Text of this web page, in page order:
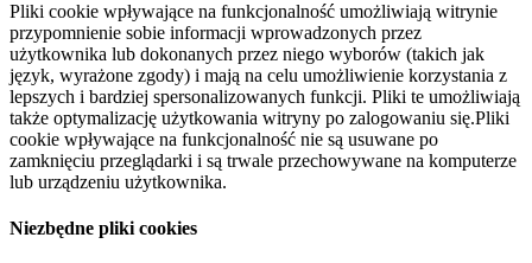
Pliki cookie wpływające na funkcjonalność umożliwiają witrynie
przypomnienie sobie informacji wprowadzonych przez
użytkownika lub dokonanych przez niego wyborów (takich jak
język, wyrażone zgody) i mają na celu umożliwienie korzystania z
lepszych i bardziej spersonalizowanych funkcji. Pliki te umożliwiają
także optymalizację użytkowania witryny po zalogowaniu się.Pliki
cookie wpływające na funkcjonalność nie są usuwane po
zamknięciu przeglądarki i są trwale przechowywane na komputerze
lub urządzeniu użytkownika.
Niezbędne pliki cookies